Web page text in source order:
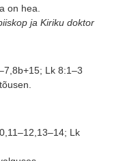
on hea.
ja Kiriku doktor
Lk 8:1–3
Lk